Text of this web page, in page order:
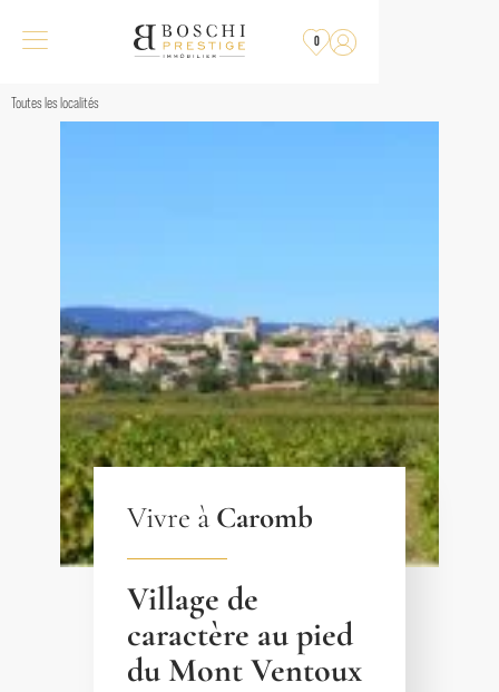
0
Toutes les localités
Vivre à Caromb
Village de
caractère au pied
du Mont Ventoux